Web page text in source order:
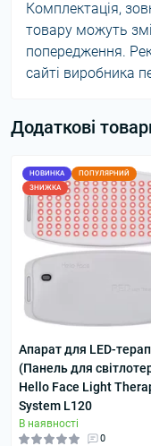
Комплектація,
товару можуть
попередження.
сайті виробника
Додаткові
НОВИНКА
ПОПУЛЯРНИЙ
ЗНИЖКА
Апарат для LED-
(Панель для
Hello Face Light
System L120
В наявності
0